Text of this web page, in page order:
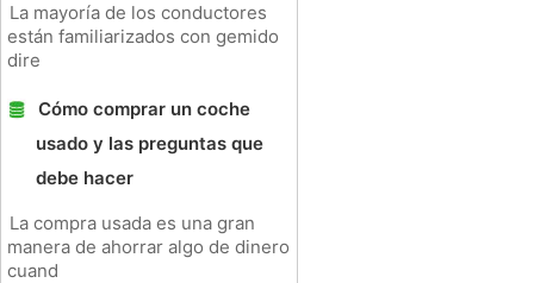
La mayoría de los conductores
están familiarizados con gemido
dire
Cómo comprar un coche
usado y las preguntas que
debe hacer
La compra usada es una gran
manera de ahorrar algo de dinero
cuand